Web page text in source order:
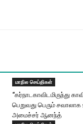
மாநில செய்திகள்
“கர்நாடகாவிடமிருந்து
பெறுவது பெரும் சவாலாக
அமைச்சர் ஆனந்த்